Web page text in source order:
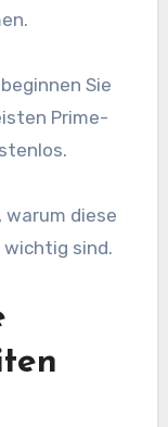
Sie
Prime-
warum diese
sind.